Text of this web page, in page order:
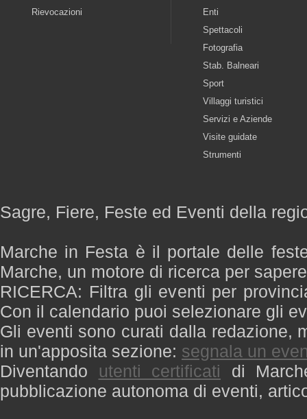
Rievocazioni
Enti
Spettacoli
Fotografia
Stab. Balneari
Sport
Villaggi turistici
Servizi e Aziende
Visite guidate
Strumenti
Sagre, Fiere, Feste ed Eventi della
Marche in Festa è il portale delle
Marche, un motore di ricerca per
RICERCA: Filtra gli eventi per
Con il calendario puoi selezionare gli
Gli eventi sono curati dalla redazione,
in un'apposita sezione: segnala un
Diventando utenti certificati di
pubblicazione autonoma di eventi,